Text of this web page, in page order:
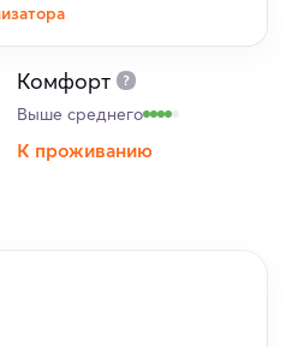
Комфорт
Выше среднего
К проживанию